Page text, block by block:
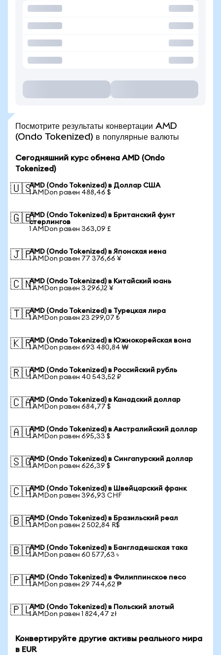
Посмотрите результаты конвертации AMD
(Ondo Tokenized) в популярные валюты
Сегодняшний курс обмена AMD (Ondo
Tokenized)
🇺🇸AMD (Ondo Tokenized) в Доллар США
1 AMDon равен 488,46 $
🇬🇧AMD (Ondo Tokenized) в Британский фунт
стерлингов
1 AMDon равен 363,09 £
🇯🇵AMD (Ondo Tokenized) в Японская иена
1 AMDon равен 77 376,66 ¥
🇨🇳AMD (Ondo Tokenized) в Китайский юань
1 AMDon равен 3 296,12 ¥
🇹🇷AMD (Ondo Tokenized) в Турецкая лира
1 AMDon равен 23 299,07 ₺
🇰🇷AMD (Ondo Tokenized) в Южнокорейская вона
1 AMDon равен 693 480,84 ₩
🇷🇺AMD (Ondo Tokenized) в Российский рубль
1 AMDon равен 40 543,52 ₽
🇨🇦AMD (Ondo Tokenized) в Канадский доллар
1 AMDon равен 684,77 $
🇦🇺AMD (Ondo Tokenized) в Австралийский доллар
1 AMDon равен 695,33 $
🇸🇬AMD (Ondo Tokenized) в Сингапурский доллар
1 AMDon равен 626,39 $
🇨🇭AMD (Ondo Tokenized) в Швейцарский франк
1 AMDon равен 396,93 CHF
🇧🇷AMD (Ondo Tokenized) в Бразильский реал
1 AMDon равен 2 502,84 R$
🇧🇩AMD (Ondo Tokenized) в Бангладешская така
1 AMDon равен 60 577,63 ৳
🇵🇭AMD (Ondo Tokenized) в Филиппинское песо
1 AMDon равен 29 744,62 ₱
🇵🇱AMD (Ondo Tokenized) в Польский злотый
1 AMDon равен 1 824,47 zł
Конвертируйте другие активы реального мира
в EUR